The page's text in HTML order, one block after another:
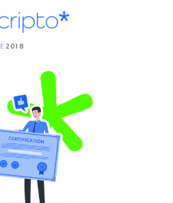
2018